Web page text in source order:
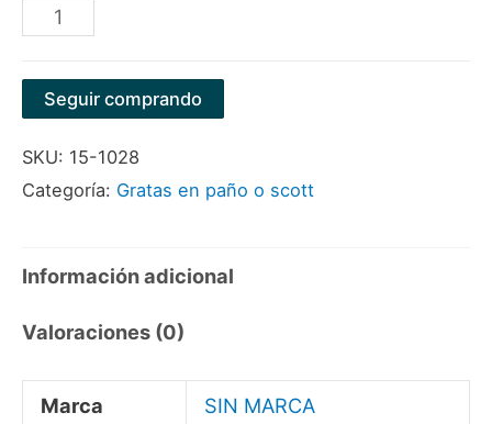
GRATA
CON
ESPIGO
3"X1"X1/4"
cantidad
Seguir comprando
SKU: 15-1028
Categoría: Gratas en paño o scott
Información adicional
Valoraciones (0)
Marca SIN MARCA